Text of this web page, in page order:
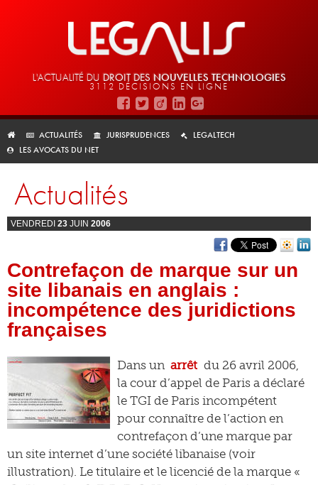
L'ACTUALITÉ DU DROIT DES NOUVELLES TECHNOLOGIES
3112 DÉCISIONS EN LIGNE
ACTUALITÉS JURISPRUDENCES
LEGALTECH
LES AVOCATS DU NET
Actualités
VENDREDI 23 JUIN 2006
Contrefaçon de marque sur un
site libanais en anglais :
incompétence des juridictions
françaises
Dans un arrêt du 26 avril 2006,
la cour d’appel de Paris a déclaré
le TGI de Paris incompétent
pour connaître de l’action en
contrefaçon d’une marque par
un site internet d’une société libanaise (voir
illustration). Le titulaire et le licencié de la marque «